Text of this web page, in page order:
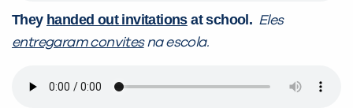
They handed out invitationsat school. Eles
entregaram convitesna escola.